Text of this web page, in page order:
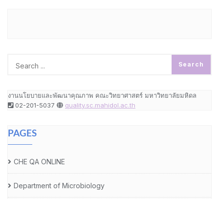
งานนโยบายและพัฒนาคุณภาพ คณะวิทยาศาสตร์ มหาวิทยาลัยมหิดล
02-201-5037
quality.sc.mahidol.ac.th
PAGES
CHE QA ONLINE
Department of Microbiology